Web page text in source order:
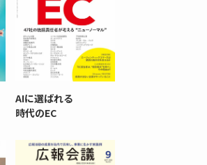
AIに選ばれる
時代のEC